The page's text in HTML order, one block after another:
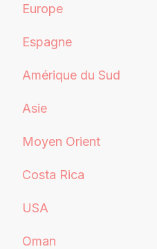
Europe
Espagne
Amérique du Sud
Asie
Moyen Orient
Costa Rica
USA
Oman